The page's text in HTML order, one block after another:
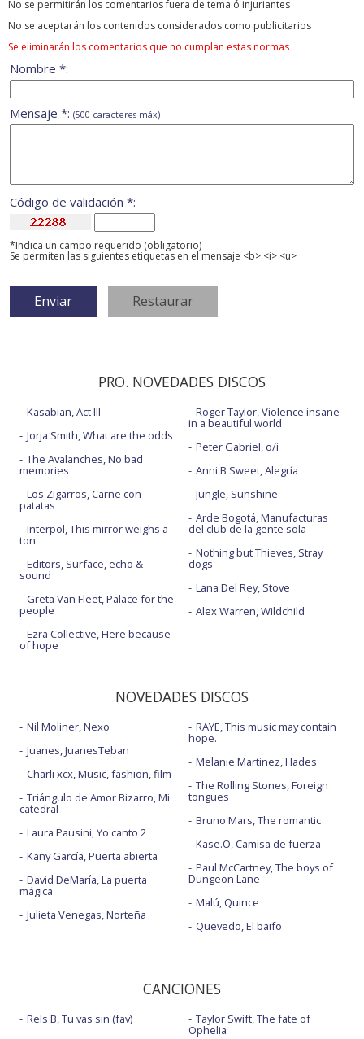
No se permitirán los comentarios fuera de tema ó injuriantes
No se aceptarán los contenidos considerados como publicitarios
Se eliminarán los comentarios que no cumplan estas normas
Nombre *:
Mensaje *: (500 caracteres máx)
Código de validación *:
*Indica un campo requerido (obligatorio)
Se permiten las siguientes etiquetas en el mensaje <b> <i> <u>
PRO. NOVEDADES DISCOS
Kasabian, Act III
Jorja Smith, What are the odds
The Avalanches, No bad
memories
Los Zigarros, Carne con
patatas
Interpol, This mirror weighs a
ton
Editors, Surface, echo &
sound
Greta Van Fleet, Palace for the
people
Ezra Collective, Here because
of hope
Roger Taylor, Violence insane
in a beautiful world
Peter Gabriel, o/i
Anni B Sweet, Alegría
Jungle, Sunshine
Arde Bogotá, Manufacturas
del club de la gente sola
Nothing but Thieves, Stray
dogs
Lana Del Rey, Stove
Alex Warren, Wildchild
NOVEDADES DISCOS
Nil Moliner, Nexo
Juanes, JuanesTeban
Charli xcx, Music, fashion, film
Triángulo de Amor Bizarro, Mi
catedral
Laura Pausini, Yo canto 2
Kany García, Puerta abierta
David DeMaría, La puerta
mágica
Julieta Venegas, Norteña
RAYE, This music may contain
hope.
Melanie Martinez, Hades
The Rolling Stones, Foreign
tongues
Bruno Mars, The romantic
Kase.O, Camisa de fuerza
Paul McCartney, The boys of
Dungeon Lane
Malú, Quince
Quevedo, El baifo
CANCIONES
Rels B, Tu vas sin (fav) Taylor Swift, The fate of
Ophelia